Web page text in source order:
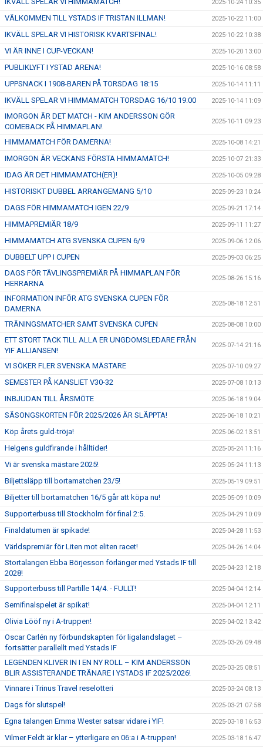
2025-10-24 10:35
VÄLKOMMEN TILL YSTADS IF TRISTAN ILLMAN! 2025-10-22 11:00
IKVÄLL SPELAR VI HISTORISK KVARTSFINAL! 2025-10-22 10:38
VI ÄR INNE I CUP-VECKAN! 2025-10-20 13:00
PUBLIKLYFT I YSTAD ARENA! 2025-10-16 08:58
UPPSNACK I 1908-BAREN PÅ TORSDAG 18:15 2025-10-14 11:11
IKVÄLL SPELAR VI HIMMAMATCH TORSDAG 16/10 19:00 2025-10-14 11:09
IMORGON ÄR DET MATCH - KIM ANDERSSON GÖR
COMEBACK PÅ HIMMAPLAN!
2025-10-11 09:23
HIMMAMATCH FÖR DAMERNA! 2025-10-08 14:21
IMORGON ÄR VECKANS FÖRSTA HIMMAMATCH! 2025-10-07 21:33
IDAG ÄR DET HIMMAMATCH(ER)! 2025-10-05 09:28
HISTORISKT DUBBEL ARRANGEMANG 5/10 2025-09-23 10:24
DAGS FÖR HIMMAMATCH IGEN 22/9 2025-09-21 17:14
HIMMAPREMIÄR 18/9 2025-09-11 11:27
HIMMAMATCH ATG SVENSKA CUPEN 6/9 2025-09-06 12:06
DUBBELT UPP I CUPEN 2025-09-03 06:25
DAGS FÖR TÄVLINGSPREMIÄR PÅ HIMMAPLAN FÖR
HERRARNA
2025-08-26 15:16
INFORMATION INFÖR ATG SVENSKA CUPEN FÖR
DAMERNA
2025-08-18 12:51
TRÄNINGSMATCHER SAMT SVENSKA CUPEN 2025-08-08 10:00
ETT STORT TACK TILL ALLA ER UNGDOMSLEDARE FRÅN
YIF ALLIANSEN!
2025-07-14 21:16
VI SÖKER FLER SVENSKA MÄSTARE 2025-07-10 09:27
SEMESTER PÅ KANSLIET V30-32 2025-07-08 10:13
INBJUDAN TILL ÅRSMÖTE 2025-06-18 19:04
SÄSONGSKORTEN FÖR 2025/2026 ÄR SLÄPPTA! 2025-06-18 10:21
Köp årets guld-tröja! 2025-06-02 13:51
Helgens guldfirande i hålltider! 2025-05-24 11:16
Vi är svenska mästare 2025! 2025-05-24 11:13
Biljettsläpp till bortamatchen 23/5! 2025-05-19 09:51
Biljetter till bortamatchen 16/5 går att köpa nu! 2025-05-09 10:09
Supporterbuss till Stockholm för final 2:5. 2025-04-29 10:09
Finaldatumen är spikade! 2025-04-28 11:53
Världspremiär för Liten mot eliten racet! 2025-04-26 14:04
Stortalangen Ebba Börjesson förlänger med Ystads IF till
2028!
2025-04-23 12:18
Supporterbuss till Partille 14/4. - FULLT! 2025-04-04 12:14
Semifinalspelet är spikat! 2025-04-04 12:11
Olivia Lööf ny i A-truppen! 2025-04-02 13:42
Oscar Carlén ny förbundskapten för ligalandslaget –
fortsätter parallellt med Ystads IF
2025-03-26 09:48
LEGENDEN KLIVER IN I EN NY ROLL – KIM ANDERSSON
BLIR ASSISTERANDE TRÄNARE I YSTADS IF 2025/2026!
2025-03-25 08:51
Vinnare i Trinus Travel reselotteri 2025-03-24 08:13
Dags för slutspel! 2025-03-21 07:58
Egna talangen Emma Wester satsar vidare i YIF! 2025-03-18 16:53
Vilmer Feldt är klar – ytterligare en 06:a i A-truppen! 2025-03-18 16:47